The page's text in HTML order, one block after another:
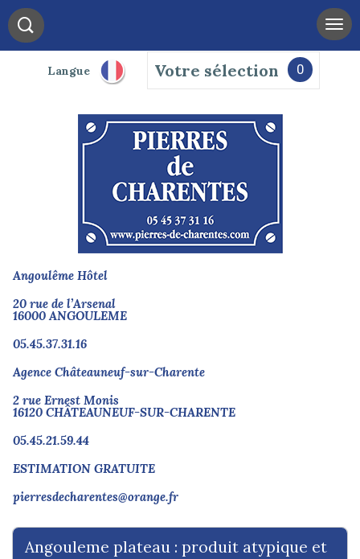
Langue Votre sélection 0
Angoulême Hôtel
20 rue de l’Arsenal
16000 ANGOULEME
05.45.37.31.16
Agence Châteauneuf-sur-Charente
2 rue Ernest Monis
16120 CHÂTEAUNEUF-SUR-CHARENTE
05.45.21.59.44
ESTIMATION GRATUITE
pierresdecharentes@orange.fr
angouleme plateau : produit atypique et